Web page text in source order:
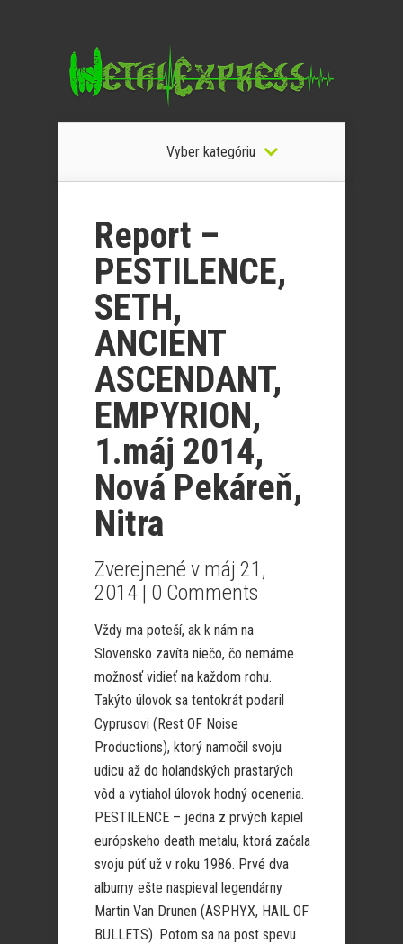
Vyber kategóriu
Report –
PESTILENCE,
SETH,
ANCIENT
ASCENDANT,
EMPYRION,
1.máj 2014,
Nová Pekáreň,
Nitra
Zverejnené v máj 21,
2014 | 0 Comments
Vždy ma poteší, ak k nám na
Slovensko zavíta niečo, čo nemáme
možnosť vidieť na každom rohu.
Takýto úlovok sa tentokrát podaril
Cyprusovi (Rest OF Noise
Productions), ktorý namočil svoju
udicu až do holandských prastarých
vôd a vytiahol úlovok hodný ocenenia.
PESTILENCE – jedna z prvých kapiel
európskeho death metalu, ktorá začala
svoju púť už v roku 1986. Prvé dva
albumy ešte naspieval legendárny
Martin Van Drunen (ASPHYX, HAIL OF
BULLETS). Potom sa na post spevu